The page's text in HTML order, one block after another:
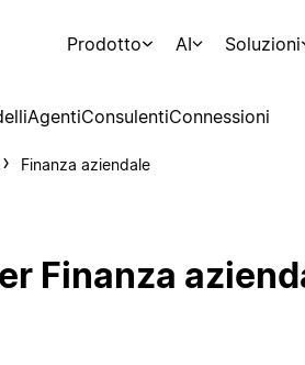
Prodotto AI Soluzioni
AgentiConsulentiConnessioni
Finanza aziendale
Finanza